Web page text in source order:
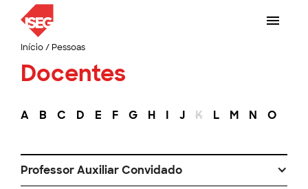
Início/ Pessoas
Docentes
A B C D E F G H I J K L M N O
Professor Auxiliar Convidado